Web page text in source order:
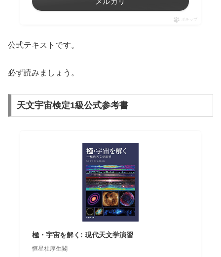
ポチップ
公式テキストです。
必ず読みましょう。
天文宇宙検定1級公式参考書
極・宇宙を解く: 現代天文学演習
恒星社厚生閣